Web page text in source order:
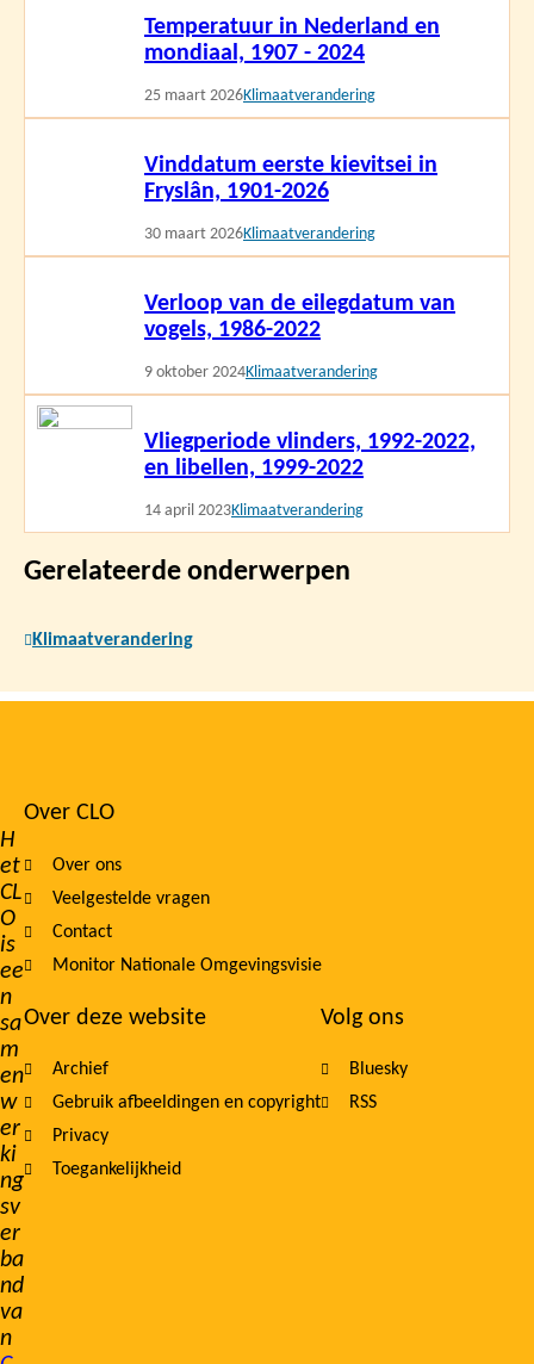
Temperatuur in Nederland en
mondiaal, 1907 - 2024
25 maart 2026Klimaatverandering
Vinddatum eerste kievitsei in
Fryslân, 1901-2026
30 maart 2026Klimaatverandering
Verloop van de eilegdatum van
vogels, 1986-2022
9 oktober 2024Klimaatverandering
Vliegperiode vlinders, 1992-2022,
en libellen, 1999-2022
14 april 2023Klimaatverandering
Lees
Gerelateerde onderwerpen
Klimaatverandering
H
et
CL
O
is
ee
n
sa
m
en
w
er
ki
ng
sv
er
ba
nd
va
n
Footer
navigation
Over CLO
Over ons
Veelgestelde vragen
Contact
Monitor Nationale Omgevingsvisie
Over deze website
Archief
Gebruik afbeeldingen en copyright
Privacy
Toegankelijkheid
Volg ons
Bluesky
RSS